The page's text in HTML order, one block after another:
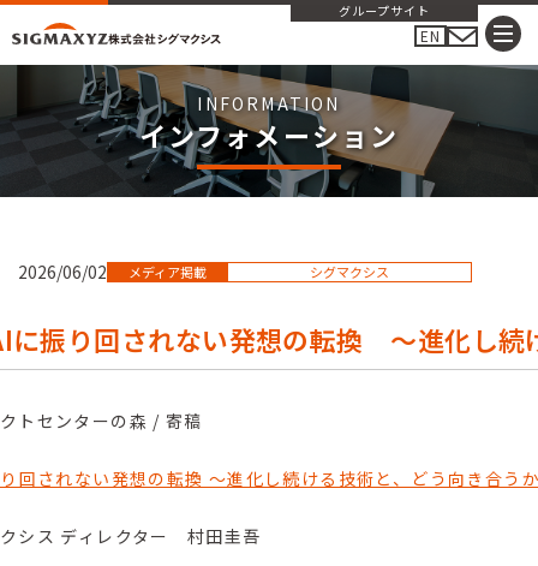
グループサイト
EN
インフォメーション
2026/06/02 シグマクシス
メディア掲載
に振り回されない発想の転換 ～進化し続
トセンターの森 / 寄稿
回されない発想の転換 ～進化し続ける技術と、どう向き合う
シス ディレクター 村田圭吾